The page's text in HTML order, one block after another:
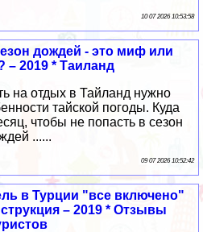
10 07 2026 10:53:58
дождей - это миф или
– 2019 * Таиланд
на отдых в Тайланд нужно
тайской погоды. Куда
чтобы не попасть в сезон
......
09 07 2026 10:52:42
в Турции "все включено"
– 2019 * Отзывы